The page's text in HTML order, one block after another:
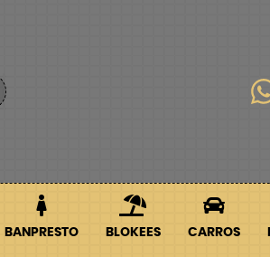
BANPRESTO BLOKEES CARROS